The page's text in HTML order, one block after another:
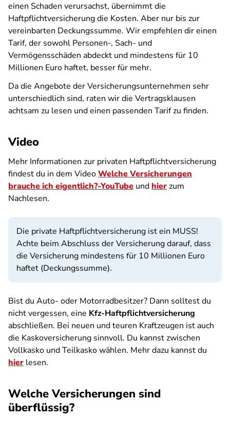
einen Schaden verursachst, übernimmt die
Haftpflichtversicherung die Kosten. Aber nur bis zur
vereinbarten Deckungssumme. Wir empfehlen dir einen
Tarif, der sowohl Personen-, Sach- und
Vermögensschäden abdeckt und mindestens für 10
Millionen Euro haftet, besser für mehr.
Da die Angebote der Versicherungsunternehmen sehr
unterschiedlich sind, raten wir die Vertragsklausen
achtsam zu lesen und einen passenden Tarif zu finden.
Video
Mehr Informationen zur privaten Haftpflichtversicherung
findest du in dem VideoWelche Versicherungen
brauche ich eigentlich?-YouTube und hierzum
Nachlesen.
Die private Haftpflichtversicherung ist ein MUSS!
Achte beim Abschluss der Versicherung darauf, dass
die Versicherung mindestens für 10 Millionen Euro
haftet (Deckungssumme).
Bist du Auto- oder Motorradbesitzer? Dann solltest du
nicht vergessen, eine Kfz-Haftpflichtversicherung
abschließen. Bei neuen und teuren Kraftzeugen ist auch
die Kaskoversicherung sinnvoll. Du kannst zwischen
Vollkasko und Teilkasko wählen. Mehr dazu kannst du
hier lesen.
Welche Versicherungen sind
überflüssig?